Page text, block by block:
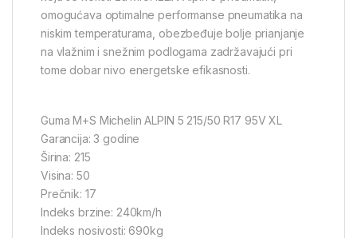
omogućava optimalne performanse pneumatika na
niskim temperaturama, obezbeđuje bolje prianjanje
na vlažnim i snežnim podlogama zadržavajući pri
tome dobar nivo energetske efikasnosti.
Guma M+S Michelin ALPIN 5 215/50 R17 95V XL
Garancija: 3 godine
Širina: 215
Visina: 50
Prečnik: 17
Indeks brzine: 240km/h
Indeks nosivosti: 690kg